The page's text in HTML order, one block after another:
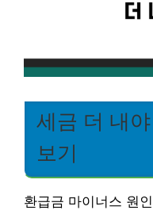
세금 더 내
보기
환급금 마이너스 원